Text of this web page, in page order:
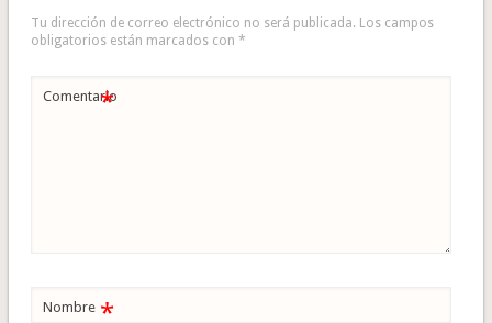
Tu dirección de correo electrónico no será publicada. Los campos
obligatorios están marcados con *
Comentario
*
Nombre *